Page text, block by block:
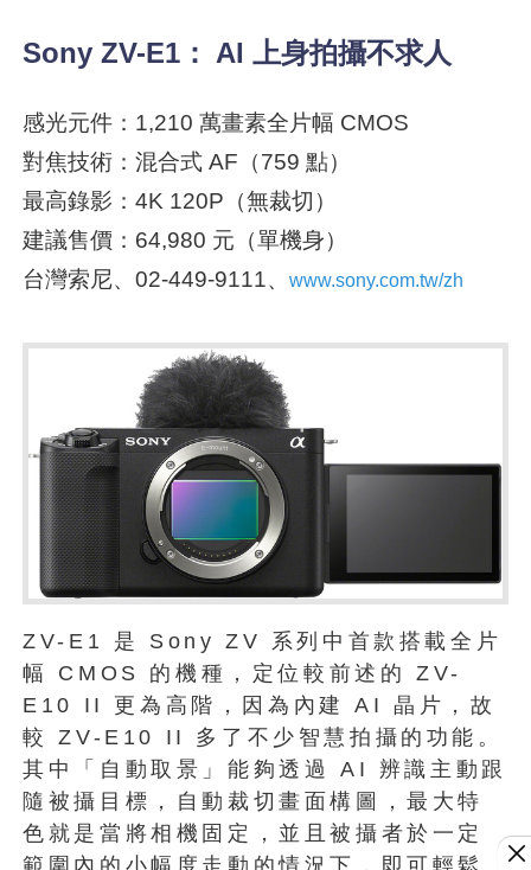
Sony ZV-E1： AI 上身拍攝不求人
感光元件：1,210 萬畫素全片幅 CMOS
對焦技術：混合式 AF（759 點）
最高錄影：4K 120P（無裁切）
建議售價：64,980 元（單機身）
台灣索尼、02-449-9111、www.sony.com.tw/zh
ZV-E1 是 Sony ZV 系列中首款搭載全片
幅 CMOS 的機種，定位較前述的 ZV-
E10 II 更為高階，因為內建 AI 晶片，故
較 ZV-E10 II 多了不少智慧拍攝的功能。
其中「自動取景」能夠透過 AI 辨識主動跟
隨被攝目標，自動裁切畫面構圖，最大特
色就是當將相機固定，並且被攝者於一定
範圍內的小幅度走動的情況下，即可輕鬆